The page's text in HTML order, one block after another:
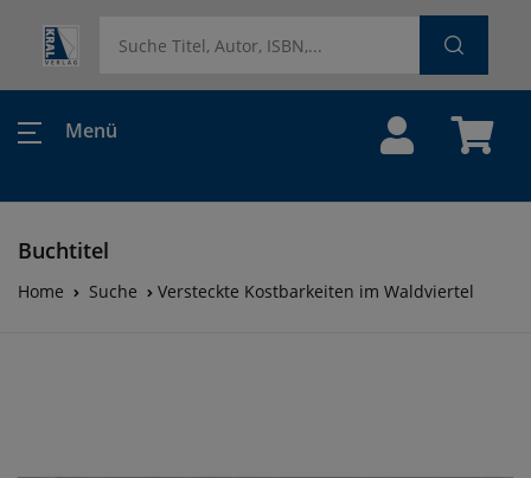
Menü
Buchtitel
Home Suche Versteckte Kostbarkeiten im Waldviertel